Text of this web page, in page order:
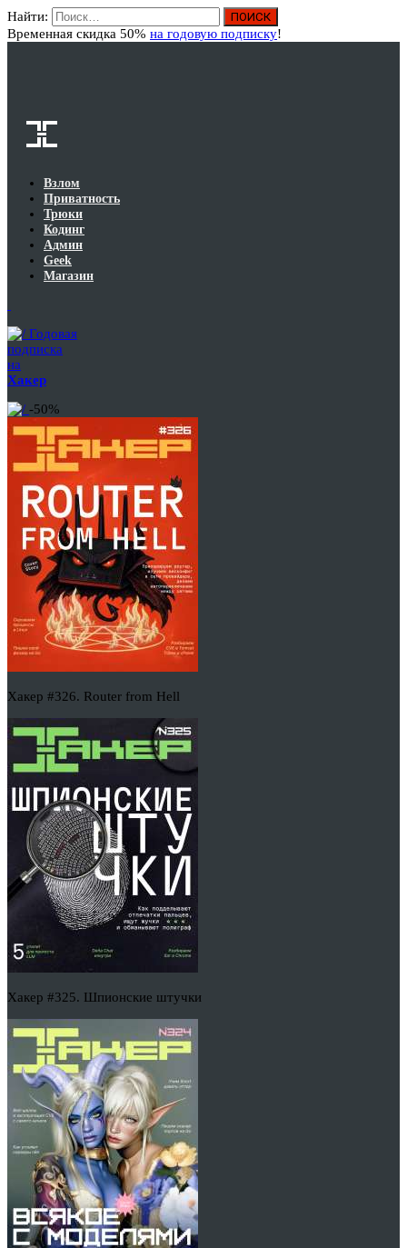
Найти:
Временная скидка 50% на годовую подписку!
Взлом
Приватность
Трюки
Кодинг
Админ
Geek
Магазин
Годовая
подписка
на
Хакер
-50%
Хакер #326. Router from Hell
Хакер #325. Шпионские штучки